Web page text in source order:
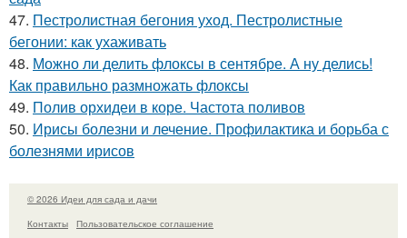
47. Пестролистная бегония уход. Пестролистные
бегонии: как ухаживать
48. Можно ли делить флоксы в сентябре. А ну делись!
Как правильно размножать флоксы
49. Полив орхидеи в коре. Частота поливов
50. Ирисы болезни и лечение. Профилактика и борьба с
болезнями ирисов
© 2026 Идеи для сада и дачи
Контакты
Пользовательское соглашение